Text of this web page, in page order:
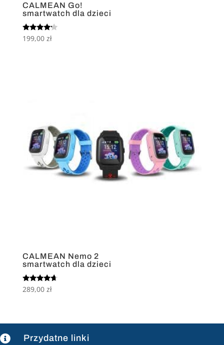
CALMEAN Go!
smartwatch dla dzieci
Oceniono
4.00
199,00 zł
CALMEAN Nemo 2
smartwatch dla dzieci
Oceniono
4.50
289,00 zł
 Przydatne linki